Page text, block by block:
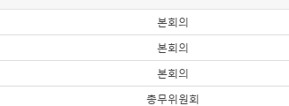
본회의
본회의
본회의
총무위원회